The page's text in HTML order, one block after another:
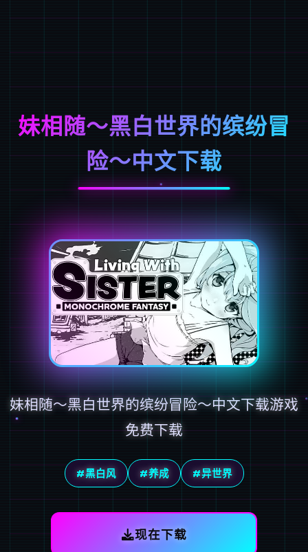
妹相随～黑白世界的缤纷冒
险～中文下载
妹相随～黑白世界的缤纷冒险～中文下载游戏
免费下载
#黑白风 #养成 #异世界
现在下载